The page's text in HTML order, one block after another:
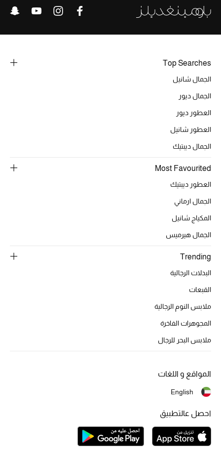
خصومات
ما وصلنا حديثاً
الموسم الجديد
ركن أناقة المنتجعات
جميع إصدارتنا النسائية
الملابس الرياضية النسائية
تشكيلة الأعراس
هدايا للنساء
جميع الملابس النسائية
جميع الأحذية النسائية
جميع الإكسسورات النسائية
موضة نسائية
تسوقوا للنساء
Top Searches
الجمال شانيل
الجمال ديور
العطور ديور
العطور شانيل
الجمال ديبتيك
Most Favourited
العطور ديبتيك
الجمال ارماني
المكياج شانيل
الجمال هيرميس
Trending
البدلات الرجالية
القبعات
ملابس النوم الرجالية
المجوهرات الفاخرة
ملابس البحر للرجال
المواقع و اللغات
English
احصل عالتطبيق